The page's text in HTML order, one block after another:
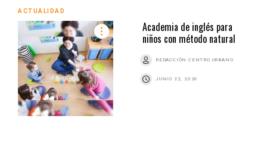
ACTUALIDAD
Academia de inglés para
niños con método natural
REDACCIÓN CENTRO URBANO
JUNIO 22, 2026